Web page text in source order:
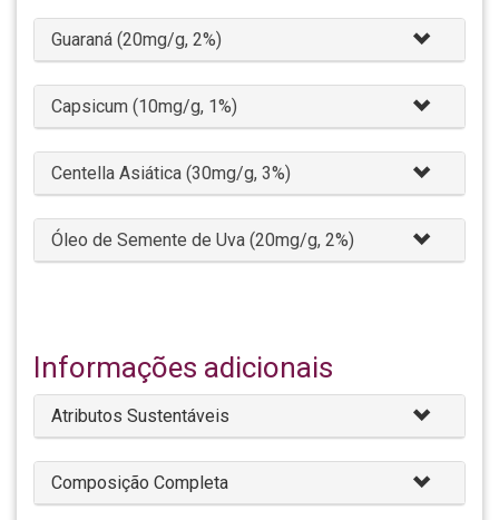
Guaraná (20mg/g, 2%)
Capsicum (10mg/g, 1%)
Centella Asiática (30mg/g, 3%)
Óleo de Semente de Uva (20mg/g, 2%)
Informações adicionais
Atributos Sustentáveis
Composição Completa